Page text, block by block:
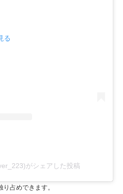
る
がシェアした投稿
占めできます。